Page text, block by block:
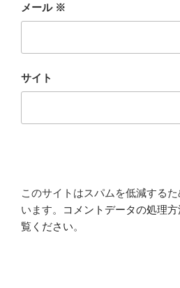
メール ※
サイト
このサイトはスパムを低減する
います。
コメントデータの処理
覧ください。